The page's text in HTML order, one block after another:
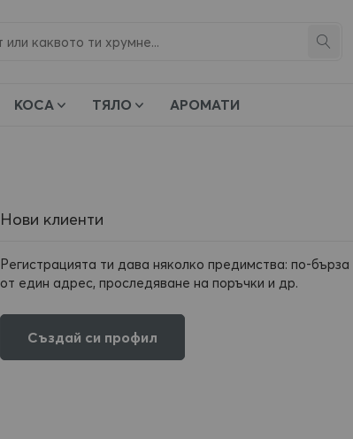
КОСА ТЯЛО АРОМАТИ
Нови клиенти
Регистрацията ти дава няколко предимства: по-
от един адрес, проследяване на поръчки и др.
Създай си профил